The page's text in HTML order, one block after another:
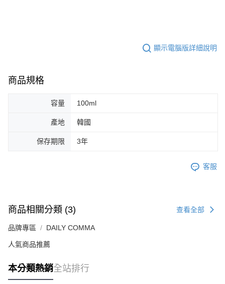
顯示電腦版詳細說明
商品規格
容量 100ml
產地 韓國
保存期限 3年
客服
商品相關分類 (3) 查看全部
品牌專區 DAILY COMMA
人氣商品推薦
本分類熱銷全站排行